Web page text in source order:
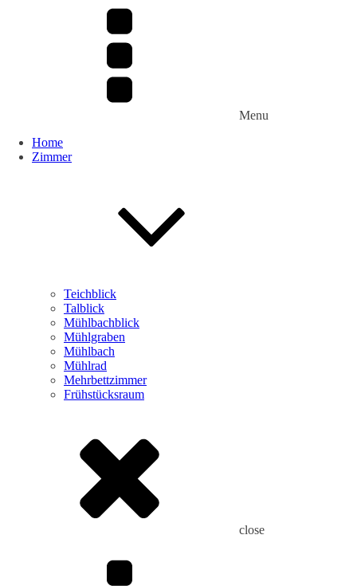
Menu
Home
Zimmer
Teichblick
Talblick
Mühlbachblick
Mühlgraben
Mühlbach
Mühlrad
Mehrbettzimmer
Frühstücksraum
close